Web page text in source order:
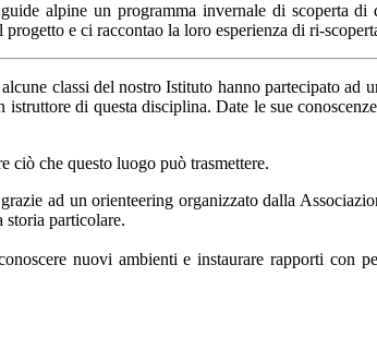
alpine un programma invernale di scoperta
e ci raccontao la loro esperienza di ri-
classi del nostro Istituto hanno partecipato ad
di questa disciplina. Date le sue
ciò che questo luogo può trasmettere.
ad un orienteering organizzato dalla
storia particolare.
nuovi ambienti e instaurare rapporti con